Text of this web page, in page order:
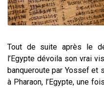
Tout de suite après le
l’Egypte dévoila son vrai
banqueroute par Yossef et
à Pharaon, l’Egypte, une